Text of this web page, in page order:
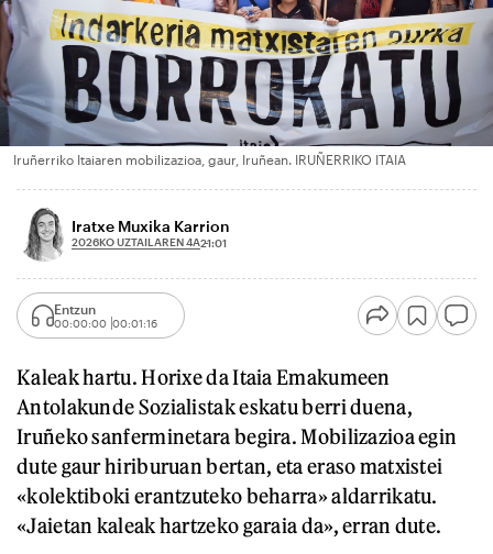
Iruñerriko Itaiaren mobilizazioa, gaur, Iruñean. IRUÑERRIKO ITAIA
Iratxe Muxika Karrion
2026KO UZTAILAREN 4A21:01
Entzun
00:00:00 00:01:16
Kaleak hartu. Horixe da Itaia Emakumeen
Antolakunde Sozialistak eskatu berri duena,
Iruñeko sanferminetara begira. Mobilizazioa egin
dute gaur hiriburuan bertan, eta eraso matxistei
«kolektiboki erantzuteko beharra» aldarrikatu.
«Jaietan kaleak hartzeko garaia da», erran dute.